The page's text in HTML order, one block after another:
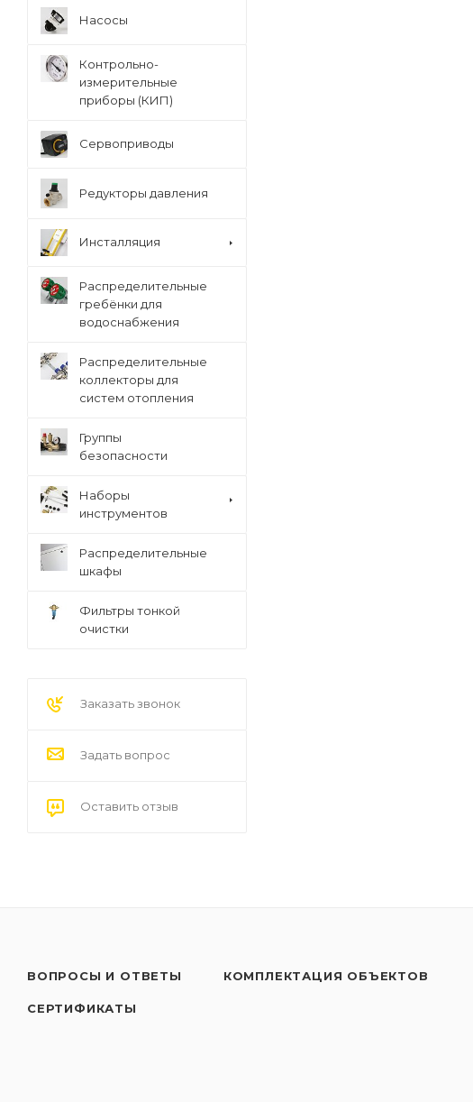
Насосы
Контрольно-
измерительные
приборы (КИП)
Сервоприводы
Редукторы давления
Инсталляция
Распределительные
гребёнки для
водоснабжения
Распределительные
коллекторы для
систем отопления
Группы
безопасности
Наборы
инструментов
Распределительные
шкафы
Фильтры тонкой
очистки
Заказать звонок
Задать вопрос
Оставить отзыв
ВОПРОСЫ И ОТВЕТЫ КОМПЛЕКТАЦИЯ ОБЪЕКТОВ
СЕРТИФИКАТЫ